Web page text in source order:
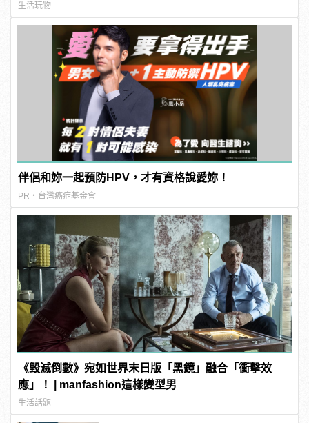
生活玩物
伴侶和妳一起預防HPV，才有資格說愛妳！
PR・台灣癌症基金會
《毀滅倒數》宛如世界末日版「黑鏡」融合「衝擊效
應」！ | manfashion這樣變型男
生活話題